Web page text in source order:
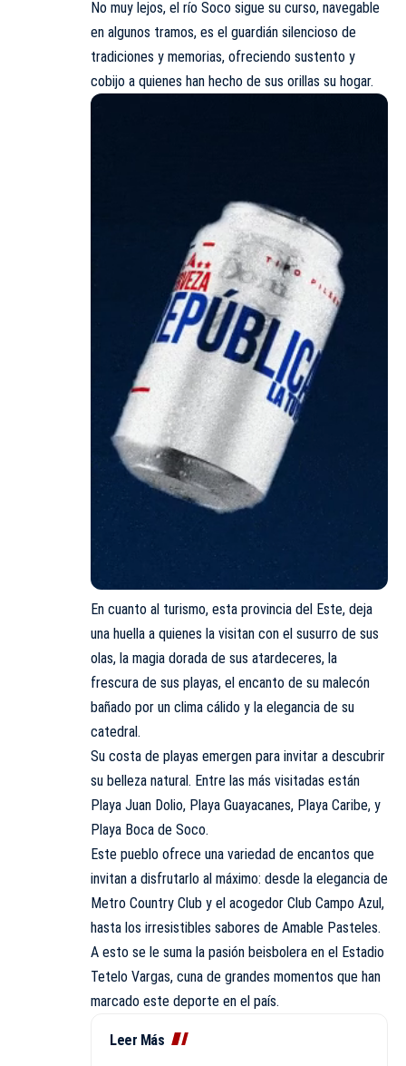
No muy lejos, el río Soco sigue su curso, navegable
en algunos tramos, es el guardián silencioso de
tradiciones y memorias, ofreciendo sustento y
cobijo a quienes han hecho de sus orillas su hogar.
En cuanto al turismo, esta provincia del Este, deja
una huella a quienes la visitan con el susurro de sus
olas, la magia dorada de sus atardeceres, la
frescura de sus playas, el encanto de su malecón
bañado por un clima cálido y la elegancia de su
catedral.
Su costa de playas emergen para invitar a descubrir
su belleza natural. Entre las más visitadas están
Playa Juan Dolio, Playa Guayacanes, Playa Caribe, y
Playa Boca de Soco.
Este pueblo ofrece una variedad de encantos que
invitan a disfrutarlo al máximo: desde la elegancia de
Metro Country Club y el acogedor Club Campo Azul,
hasta los irresistibles sabores de Amable Pasteles.
A esto se le suma la pasión beisbolera en el Estadio
Tetelo Vargas, cuna de grandes momentos que han
marcado este deporte en el país.
Leer Más